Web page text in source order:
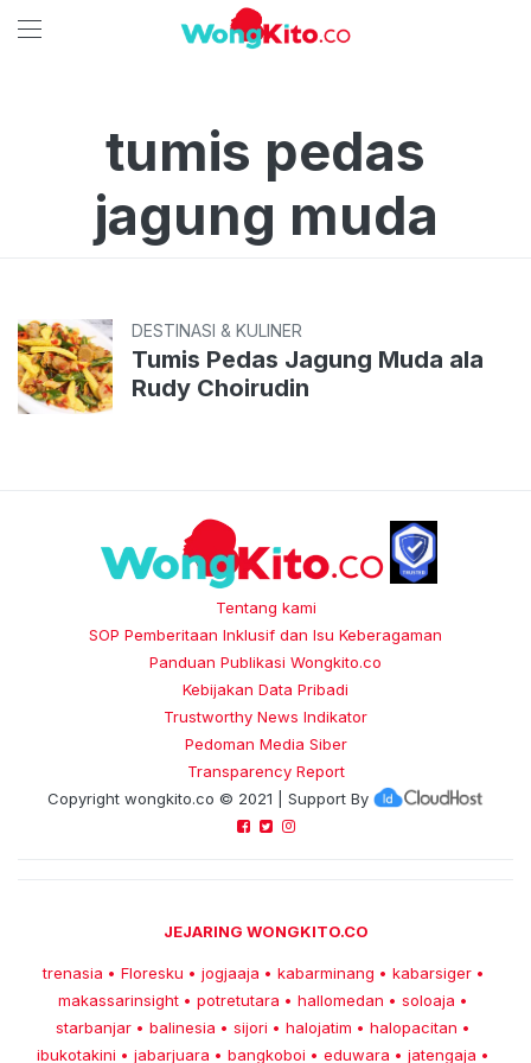
tumis pedas
jagung muda
DESTINASI & KULINER
Tumis Pedas Jagung Muda ala
Rudy Choirudin
Tentang kami
SOP Pemberitaan Inklusif dan Isu Keberagaman
Panduan Publikasi Wongkito.co
Kebijakan Data Pribadi
Trustworthy News Indikator
Pedoman Media Siber
Transparency Report
Copyright wongkito.co © 2021 | Support By
JEJARING WONGKITO.CO
trenasia • Floresku • jogjaaja • kabarminang • kabarsiger •
makassarinsight • potretutara • hallomedan • soloaja •
starbanjar • balinesia • sijori • halojatim • halopacitan •
ibukotakini • jabarjuara • bangkoboi • eduwara • jatengaja •